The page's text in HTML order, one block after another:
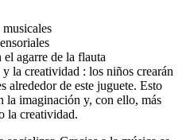
agarre de la flauta
la creatividad : los niños crearán
alrededor de este juguete. Esto
la imaginación y, con ello, más
la creatividad.